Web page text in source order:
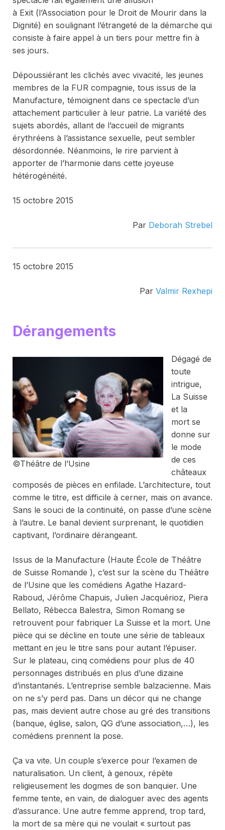
à Exit (l’Association pour le Droit de Mourir dans la
Dignité) en soulignant l’étrangeté de la démarche qui
consiste à faire appel à un tiers pour mettre fin à
ses jours.
Dépoussiérant les clichés avec vivacité, les jeunes
membres de la FUR compagnie, tous issus de la
Manufacture, témoignent dans ce spectacle d’un
attachement particulier à leur patrie. La variété des
sujets abordés, allant de l’accueil de migrants
érythréens à l’assistance sexuelle, peut sembler
désordonnée. Néanmoins, le rire parvient à
apporter de l’harmonie dans cette joyeuse
hétérogénéité.
15 octobre 2015
Par Deborah Strebel
15 octobre 2015
Par Valmir Rexhepi
Dérangements
©Théâtre de l’Usine
Dégagé de
toute
intrigue,
La Suisse
et la
mort se
donne sur
le mode
de ces
châteaux
composés de pièces en enfilade. L’architecture, tout
comme le titre, est difficile à cerner, mais on avance.
Sans le souci de la continuité, on passe d’une scène
à l’autre. Le banal devient surprenant, le quotidien
captivant, l’ordinaire dérangeant.
Issus de la Manufacture (Haute École de Théâtre
de Suisse Romande ), c’est sur la scène du Théâtre
de l’Usine que les comédiens Agathe Hazard-
Raboud, Jérôme Chapuis, Julien Jacquérioz, Piera
Bellato, Rébecca Balestra, Simon Romang se
retrouvent pour fabriquer La Suisse et la mort. Une
pièce qui se décline en toute une série de tableaux
mettant en jeu le titre sans pour autant l’épuiser.
Sur le plateau, cinq comédiens pour plus de 40
personnages distribués en plus d’une dizaine
d’instantanés. L’entreprise semble balzacienne. Mais
on ne s’y perd pas. Dans un décor qui ne change
pas, mais devient autre chose au gré des transitions
(banque, église, salon, QG d’une association,…), les
comédiens prennent la pose.
Ça va vite. Un couple s’exerce pour l’examen de
naturalisation. Un client, à genoux, répète
religieusement les dogmes de son banquier. Une
femme tente, en vain, de dialoguer avec des agents
d’assurance. Une autre femme apprend, trop tard,
la mort de sa mère qui ne voulait « surtout pas